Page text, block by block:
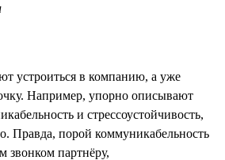
устроиться в компанию, а уже
Например, упорно описывают
и стрессоустойчивость,
Правда, порой коммуникабельность
звонком партнёру,